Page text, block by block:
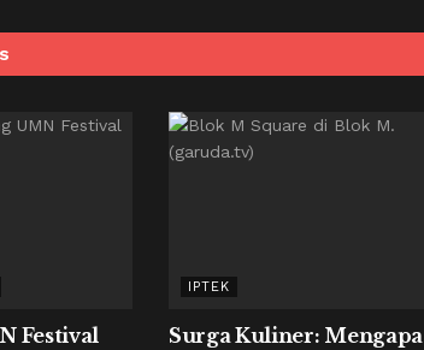
Festival
IPTEK
Surga Kuliner: Mengapa